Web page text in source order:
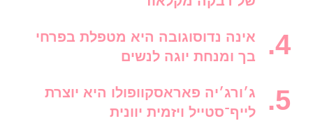
אינה נדוסוגובה היא מטפלת בפרחי
בך ומנחת יוגה לנשים
ג׳ורג׳יה פאראסקוופולו היא יוצרת
לייף־סטייל ויזמית יוונית